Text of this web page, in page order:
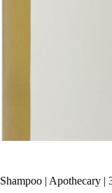
Shampoo | Apothecary |